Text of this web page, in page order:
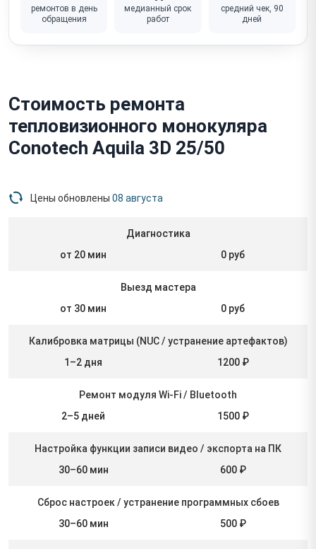
ремонтов в день
обращения
медианный срок
работ
средний чек, 90
дней
Стоимость ремонта
тепловизионного монокуляра
Conotech Aquila 3D 25/50
Цены обновлены 08 августа
Диагностика
от 20 мин
0 руб
Выезд мастера
от 30 мин
0 руб
Калибровка матрицы (NUC / устранение артефактов)
1–2 дня
1200 ₽
Ремонт модуля Wi-Fi / Bluetooth
2–5 дней
1500 ₽
Настройка функции записи видео / экспорта на ПК
30–60 мин
600 ₽
Сброс настроек / устранение программных сбоев
30–60 мин
500 ₽